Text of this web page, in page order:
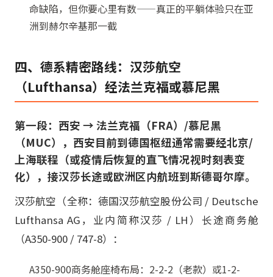
命缺陷，但你要心里有数——真正的平躺体验只在亚
洲到赫尔辛基那一截
四、德系精密路线：汉莎航空
（Lufthansa）经法兰克福或慕尼黑
第一段：西安 → 法兰克福（FRA）/慕尼黑
（MUC），西安目前到德国枢纽通常需要经北京/
上海联程（或疫情后恢复的直飞情况视时刻表变
化），接汉莎长途或欧洲区内航班到斯德哥尔摩。
汉莎航空（全称：德国汉莎航空股份公司 / Deutsche
Lufthansa AG，业内简称汉莎 / LH）长途商务舱
（A350-900 / 747-8）：
A350-900商务舱座椅布局：2-2-2（老款）或1-2-